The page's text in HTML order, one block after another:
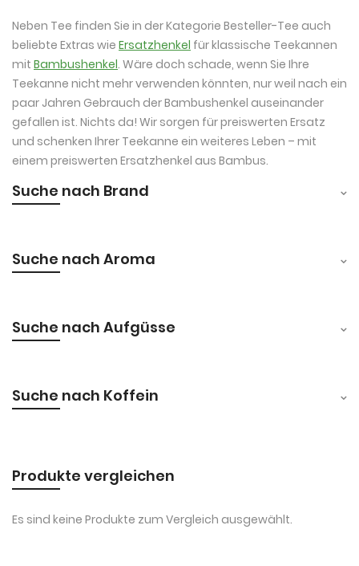
Neben Tee finden Sie in der Kategorie Besteller-Tee auch
beliebte Extras wie Ersatzhenkel für klassische Teekannen
mit Bambushenkel. Wäre doch schade, wenn Sie Ihre
Teekanne nicht mehr verwenden könnten, nur weil nach ein
paar Jahren Gebrauch der Bambushenkel auseinander
gefallen ist. Nichts da! Wir sorgen für preiswerten Ersatz
und schenken Ihrer Teekanne ein weiteres Leben – mit
einem preiswerten Ersatzhenkel aus Bambus.
Suche nach Brand
Suche nach Aroma
Suche nach Aufgüsse
Suche nach Koffein
Produkte vergleichen
Es sind keine Produkte zum Vergleich ausgewählt.